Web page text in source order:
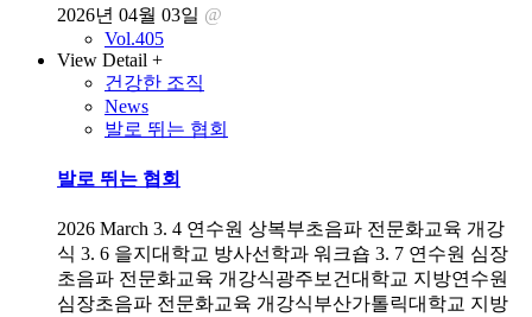
2026년 04월 03일 @
Vol.405
View Detail +
건강한 조직
News
발로 뛰는 협회
발로 뛰는 협회
2026 March 3. 4 연수원 상복부초음파 전문화교육 개강
식 3. 6 을지대학교 방사선학과 워크숍 3. 7 연수원 심장
초음파 전문화교육 개강식광주보건대학교 지방연수원
심장초음파 전문화교육 개강식부산가톨릭대학교 지방